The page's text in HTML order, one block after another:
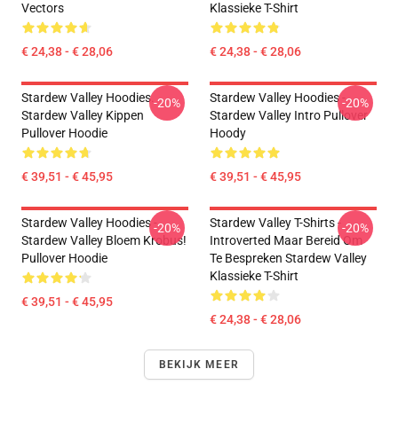
Vectors
€ 24,38 - € 28,06
Klassieke T-Shirt
€ 24,38 - € 28,06
Stardew Valley Hoodies.
Stardew Valley Kippen
Pullover Hoodie
€ 39,51 - € 45,95
-20%
Stardew Valley Hoodies -
Stardew Valley Intro Pullover
Hoody
€ 39,51 - € 45,95
-20%
Stardew Valley Hoodies -
Stardew Valley Bloem Krobus!
Pullover Hoodie
€ 39,51 - € 45,95
-20%
Stardew Valley T-Shirts -
Introverted Maar Bereid Om
Te Bespreken Stardew Valley
Klassieke T-Shirt
€ 24,38 - € 28,06
-20%
BEKIJK MEER